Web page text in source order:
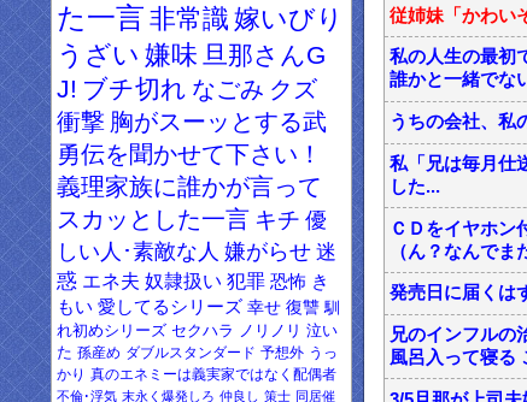
た一言 非常識 嫁いびり
うざい 嫌味 旦那さんG
J! ブチ切れ なごみ クズ
衝撃 胸がスーッとする武
勇伝を聞かせて下さい！
義理家族に誰かが言って
スカッとした一言 キチ 優
しい人･素敵な人 嫌がらせ 迷
惑 エネ夫 奴隷扱い 犯罪 恐怖 き
もい 愛してるシリーズ 幸せ 復讐 馴
れ初めシリーズ セクハラ ノリノリ 泣い
た 孫産め ダブルスタンダード 予想外 うっ
かり 真のエネミーは義実家ではなく配偶者
不倫･浮気 末永く爆発しろ 仲良し 策士 同居催
従姉妹「かわい
私の人生の最初
誰かと一緒でな
うちの会社、私
私「兄は毎月仕
した...
ＣＤをイヤホン
（ん？なんでま
発売日に届くは
兄のインフルの
風呂入って寝る